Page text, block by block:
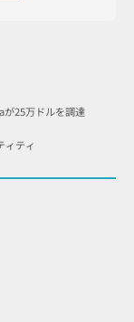
が25万ドルを調達
ィティ